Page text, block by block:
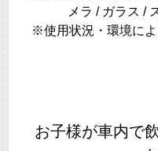
メラ / ガラス /
※使用状況・環境に
お子様が車内で